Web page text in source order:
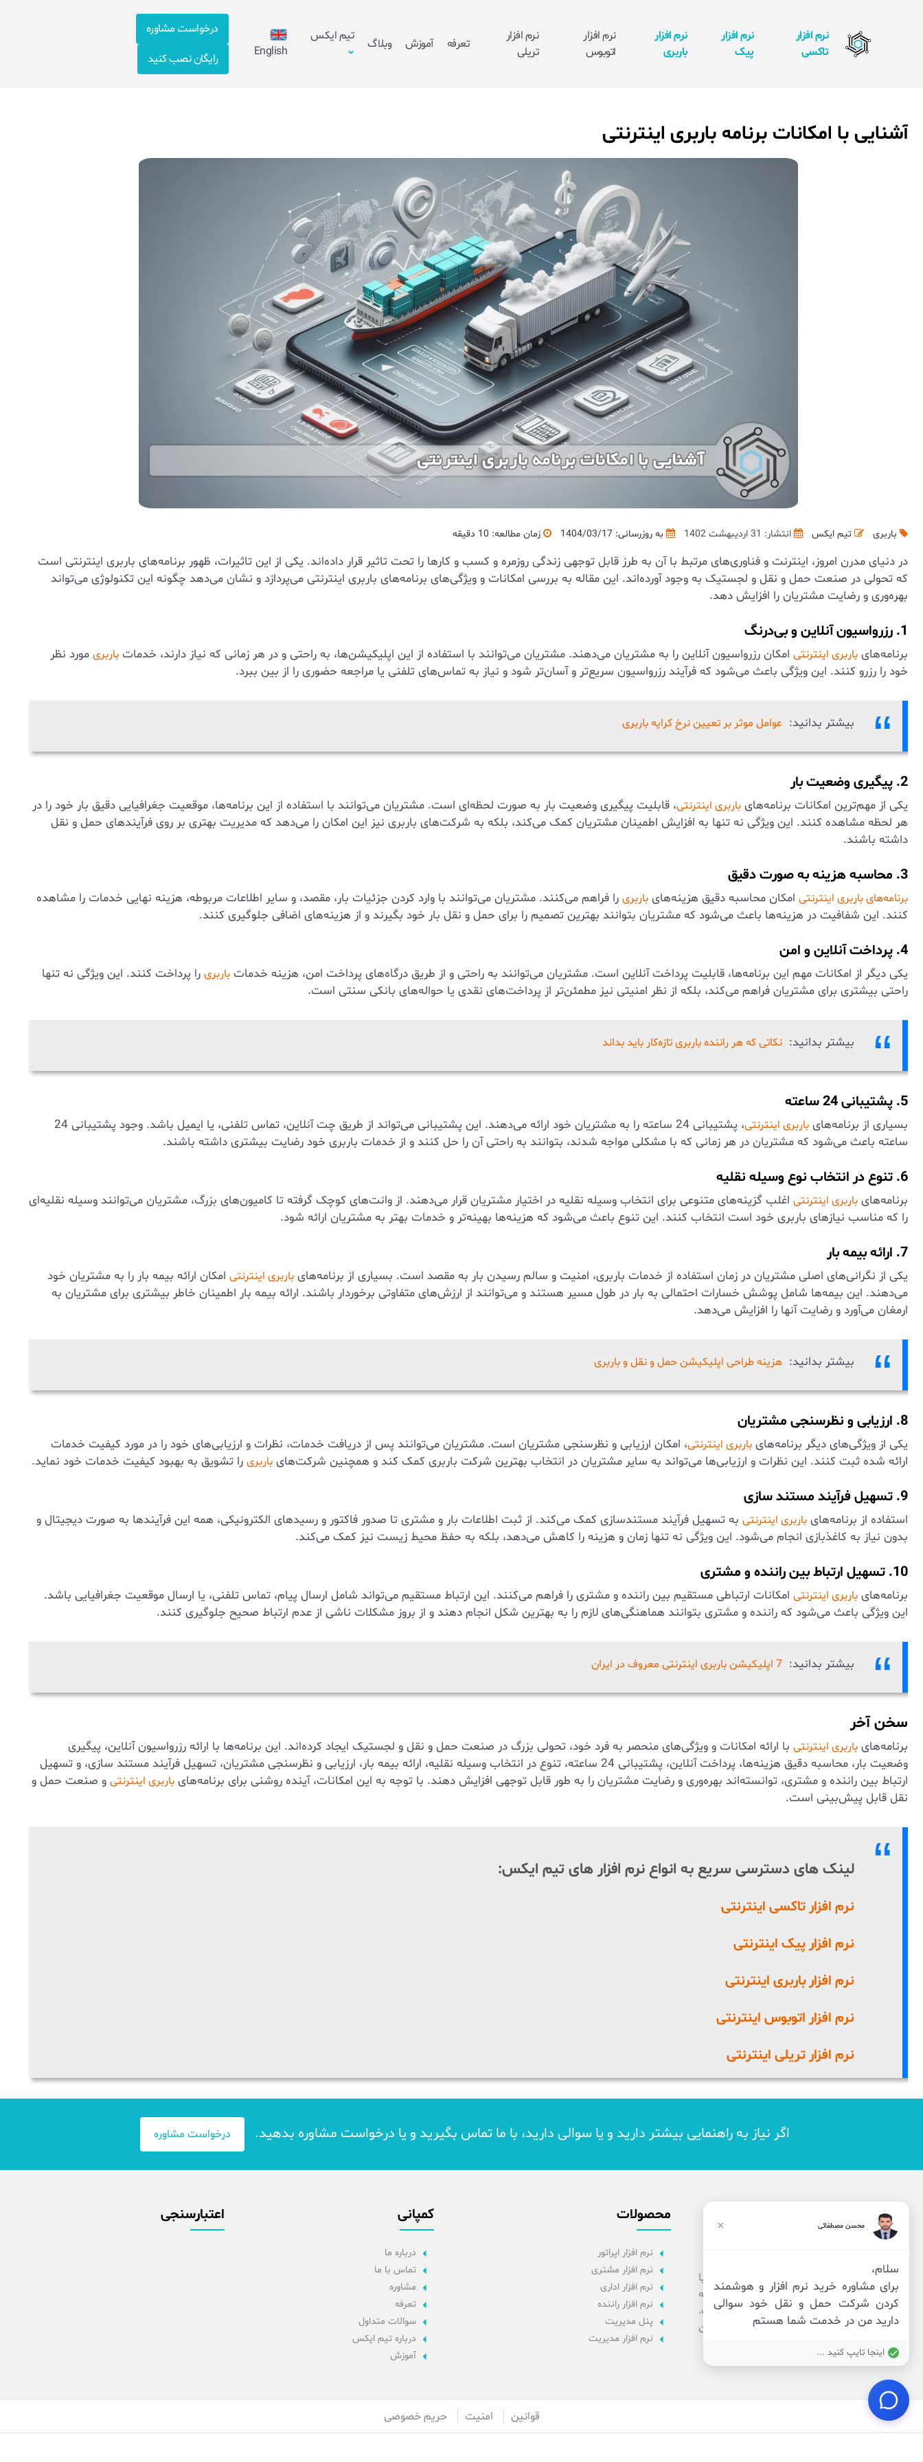
نرم افزار
تاکسی
نرم افزار
پیک
نرم افزار
باربری
نرم افزار
اتوبوس
نرم افزار
تریلی
تعرفه آموزش وبلاگ
تیم ایکس
English
درخواست مشاوره
رایگان نصب کنید
آشنایی با امکانات برنامه باربری اینترنتی
باربری تیم ایکس انتشار: 31 اردیبهشت 1402 به روزرسانی: 1404/03/17 زمان مطالعه: 10 دقیقه
در دنیای مدرن امروز، اینترنت و فناوری‌های مرتبط با آن به طرز قابل توجهی زندگی روزمره و کسب و کارها را تحت تاثیر قرار داده‌اند. یکی از این تاثیرات، ظهور برنامه‌های باربری اینترنتی است
که تحولی در صنعت حمل و نقل و لجستیک به وجود آورده‌اند. این مقاله به بررسی امکانات و ویژگی‌های برنامه‌های باربری اینترنتی می‌پردازد و نشان می‌دهد چگونه این تکنولوژی می‌تواند
بهره‌وری و رضایت مشتریان را افزایش دهد.
1. رزرواسیون آنلاین و بی‌درنگ
برنامه‌های باربری اینترنتی امکان رزرواسیون آنلاین را به مشتریان می‌دهند. مشتریان می‌توانند با استفاده از این اپلیکیشن‌ها، به راحتی و در هر زمانی که نیاز دارند، خدمات باربری مورد نظر
خود را رزرو کنند. این ویژگی باعث می‌شود که فرآیند رزرواسیون سریع‌تر و آسان‌تر شود و نیاز به تماس‌های تلفنی یا مراجعه حضوری را از بین ببرد.
بیشتر بدانید: عوامل موثر بر تعیین نرخ کرایه باربری
2. پیگیری وضعیت بار
یکی از مهم‌ترین امکانات برنامه‌های باربری اینترنتی، قابلیت پیگیری وضعیت بار به صورت لحظه‌ای است. مشتریان می‌توانند با استفاده از این برنامه‌ها، موقعیت جغرافیایی دقیق بار خود را در
هر لحظه مشاهده کنند. این ویژگی نه تنها به افزایش اطمینان مشتریان کمک می‌کند، بلکه به شرکت‌های باربری نیز این امکان را می‌دهد که مدیریت بهتری بر روی فرآیندهای حمل و نقل
داشته باشند.
3. محاسبه هزینه به صورت دقیق
برنامه‌های باربری اینترنتی امکان محاسبه دقیق هزینه‌های باربری را فراهم می‌کنند. مشتریان می‌توانند با وارد کردن جزئیات بار، مقصد، و سایر اطلاعات مربوطه، هزینه نهایی خدمات را مشاهده
کنند. این شفافیت در هزینه‌ها باعث می‌شود که مشتریان بتوانند بهترین تصمیم را برای حمل و نقل بار خود بگیرند و از هزینه‌های اضافی جلوگیری کنند.
4. پرداخت آنلاین و امن
یکی دیگر از امکانات مهم این برنامه‌ها، قابلیت پرداخت آنلاین است. مشتریان می‌توانند به راحتی و از طریق درگاه‌های پرداخت امن، هزینه خدمات باربری را پرداخت کنند. این ویژگی نه تنها
راحتی بیشتری برای مشتریان فراهم می‌کند، بلکه از نظر امنیتی نیز مطمئن‌تر از پرداخت‌های نقدی یا حواله‌های بانکی سنتی است.
بیشتر بدانید: نکاتی که هر راننده باربری تازه‌کار باید بداند
5. پشتیبانی 24 ساعته
بسیاری از برنامه‌های باربری اینترنتی
، پشتیبانی 24 ساعته را به مشتریان خود ارائه می‌دهند. این پشتیبانی می‌تواند از طریق چت آنلاین، تماس تلفنی، یا ایمیل باشد. وجود پشتیبانی 24
ساعته باعث می‌شود که مشتریان در هر زمانی که با مشکلی مواجه شدند، بتوانند به راحتی آن را حل کنند و از خدمات باربری خود رضایت بیشتری داشته باشند.
6. تنوع در انتخاب نوع وسیله نقلیه
برنامه‌های باربری اینترنتی اغلب گزینه‌های متنوعی برای انتخاب وسیله نقلیه در اختیار مشتریان قرار می‌دهند. از وانت‌های کوچک گرفته تا کامیون‌های بزرگ، مشتریان می‌توانند وسیله نقلیه‌ای
را که مناسب نیازهای باربری خود است انتخاب کنند. این تنوع باعث می‌شود که هزینه‌ها بهینه‌تر و خدمات بهتر به مشتریان ارائه شود.
7. ارائه بیمه بار
یکی از نگرانی‌های اصلی مشتریان در زمان استفاده از خدمات باربری، امنیت و سالم رسیدن بار به مقصد است. بسیاری از برنامه‌های باربری اینترنتی امکان ارائه بیمه بار را به مشتریان خود
می‌دهند. این بیمه‌ها شامل پوشش خسارات احتمالی به بار در طول مسیر هستند و می‌توانند از ارزش‌های متفاوتی برخوردار باشند. ارائه بیمه بار اطمینان خاطر بیشتری برای مشتریان به
ارمغان می‌آورد و رضایت آنها را افزایش می‌دهد.
بیشتر بدانید: هزینه طراحی اپلیکیشن حمل و نقل و باربری
8. ارزیابی و نظرسنجی مشتریان
یکی از ویژگی‌های دیگر برنامه‌های باربری اینترنتی، امکان ارزیابی و نظرسنجی مشتریان است. مشتریان می‌توانند پس از دریافت خدمات، نظرات و ارزیابی‌های خود را در مورد کیفیت خدمات
ارائه شده ثبت کنند. این نظرات و ارزیابی‌ها می‌تواند به سایر مشتریان در انتخاب بهترین شرکت باربری کمک کند و همچنین شرکت‌های باربری را تشویق به بهبود کیفیت خدمات خود نماید.
9. تسهیل فرآیند مستند سازی
استفاده از برنامه‌های باربری اینترنتی به تسهیل فرآیند مستندسازی کمک می‌کند. از ثبت اطلاعات بار و مشتری تا صدور فاکتور و رسیدهای الکترونیکی، همه این فرآیندها به صورت دیجیتال و
بدون نیاز به کاغذبازی انجام می‌شود. این ویژگی نه تنها زمان و هزینه را کاهش می‌دهد، بلکه به حفظ محیط زیست نیز کمک می‌کند.
10. تسهیل ارتباط بین راننده و مشتری
برنامه‌های باربری اینترنتی امکانات ارتباطی مستقیم بین راننده و مشتری را فراهم می‌کنند. این ارتباط مستقیم می‌تواند شامل ارسال پیام، تماس تلفنی، یا ارسال موقعیت جغرافیایی باشد.
این ویژگی باعث می‌شود که راننده و مشتری بتوانند هماهنگی‌های لازم را به بهترین شکل انجام دهند و از بروز مشکلات ناشی از عدم ارتباط صحیح جلوگیری کنند.
بیشتر بدانید: 7 اپلیکیشن باربری اینترنتی معروف در ایران
سخن آخر
برنامه‌های باربری اینترنتی با ارائه امکانات و ویژگی‌های منحصر به فرد خود، تحولی بزرگ در صنعت حمل و نقل و لجستیک ایجاد کرده‌اند. این برنامه‌ها با ارائه رزرواسیون آنلاین، پیگیری
وضعیت بار، محاسبه دقیق هزینه‌ها، پرداخت آنلاین، پشتیبانی 24 ساعته، تنوع در انتخاب وسیله نقلیه، ارائه بیمه بار، ارزیابی و نظرسنجی مشتریان، تسهیل فرآیند مستند سازی، و تسهیل
ارتباط بین راننده و مشتری، توانسته‌اند بهره‌وری و رضایت مشتریان را به طور قابل توجهی افزایش دهند. با توجه به این امکانات، آینده روشنی برای برنامه‌های باربری اینترنتی و صنعت حمل و
نقل قابل پیش‌بینی است.
لینک های دسترسی سریع به انواع نرم افزار های تیم ایکس:
نرم افزار تاکسی اینترنتی
نرم افزار پیک اینترنتی
نرم افزار باربری اینترنتی
نرم افزار اتوبوس اینترنتی
نرم افزار تریلی اینترنتی
اگر نیاز به راهنمایی بیشتر دارید و یا سوالی دارید، با ما تماس بگیرید و یا درخواست مشاوره بدهید. درخواست مشاوره
شرکت فناوران بامداد بزرگمهر، تیمی از افراد با
انگیزه و پر ایده که به فناوری های روز در زمینه
توسعه نرم افزار تسلط دارند، گرد هم آورده است.
ما کنار هم برای رشد شما کار می کنیم و از این
بابت خوشحالیم!
محصولات
نرم افزار اپراتور
نرم افزار مشتری
نرم افزار اداری
نرم افزار راننده
پنل مدیریت
نرم افزار مدیریت
کمپانی
درباره ما
تماس با ما
مشاوره
تعرفه
سوالات متداول
درباره تیم ایکس
آموزش
اعتبارسنجی
قوانین امنیت حریم خصوصی
محسن مصطفائی ×
سلام،
برای مشاوره خرید نرم افزار و هوشمند
کردن شرکت حمل و نقل خود سوالی
دارید من در خدمت شما هستم
اینجا تایپ کنید ...